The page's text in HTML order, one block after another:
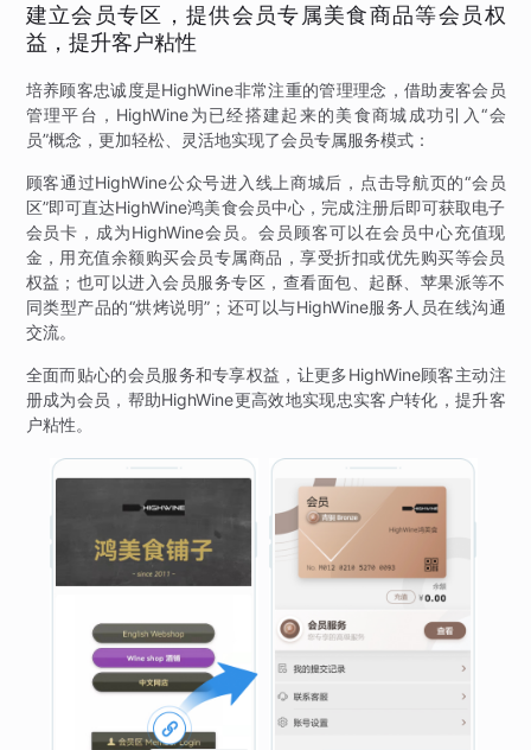
建立会员专区，提供会员专属美食商品等会员权
益，提升客户粘性
培养顾客忠诚度是HighWine非常注重的管理理念，借助麦客会员
管理平台，HighWine为已经搭建起来的美食商城成功引入“会
员”概念，更加轻松、灵活地实现了会员专属服务模式：
顾客通过HighWine公众号进入线上商城后，点击导航页的“会员
区”即可直达HighWine鸿美食会员中心，完成注册后即可获取电子
会员卡，成为HighWine会员。会员顾客可以在会员中心充值现
金，用充值余额购买会员专属商品，享受折扣或优先购买等会员
权益；也可以进入会员服务专区，查看面包、起酥、苹果派等不
同类型产品的“烘烤说明”；还可以与HighWine服务人员在线沟通
交流。
全面而贴心的会员服务和专享权益，让更多HighWine顾客主动注
册成为会员，帮助HighWine更高效地实现忠实客户转化，提升客
户粘性。